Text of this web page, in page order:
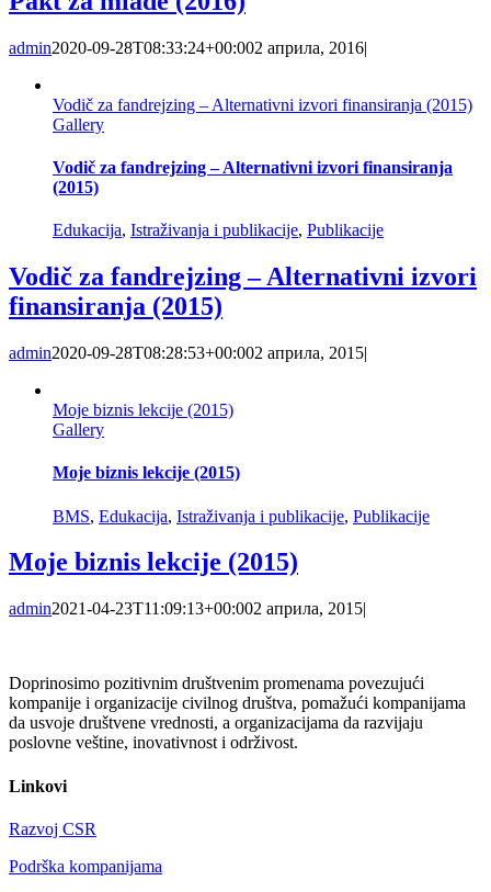
admin2020-09-28T08:33:24+00:002 априла, 2016|
Vodič za fandrejzing – Alternativni izvori finansiranja (2015)
Gallery
Vodič za fandrejzing – Alternativni izvori finansiranja
(2015)
Edukacija, Istraživanja i publikacije, Publikacije
Vodič za fandrejzing – Alternativni izvori
finansiranja (2015)
admin2020-09-28T08:28:53+00:002 априла, 2015|
Moje biznis lekcije (2015)
Gallery
Moje biznis lekcije (2015)
BMS, Edukacija, Istraživanja i publikacije, Publikacije
Moje biznis lekcije (2015)
admin2021-04-23T11:09:13+00:002 априла, 2015|
Doprinosimo pozitivnim društvenim promenama povezujući
kompanije i organizacije civilnog društva, pomažući kompanijama
da usvoje društvene vrednosti, a organizacijama da razvijaju
poslovne veštine, inovativnost i održivost.
Linkovi
Razvoj CSR
Podrška kompanijama